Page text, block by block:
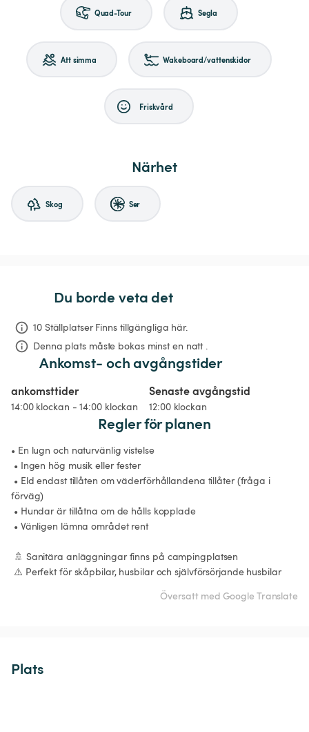
Quad-Tour Segla
Att simma Wakeboard/vattenskidor
Friskvård
Närhet
Skog Ser
Du borde veta det
10 Ställplatser Finns tillgängliga här.
Denna plats måste bokas minst en natt .
Ankomst- och avgångstider
ankomsttider
14:00 klockan - 14:00 klockan
Senaste avgångstid
12:00 klockan
Regler för planen
• En lugn och naturvänlig vistelse
förväg)
⚠️ Perfekt för skåpbilar, husbilar och självförsörjande husbilar
Översatt med Google Translate
Plats